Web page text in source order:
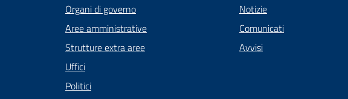
Organi di governo
Aree amministrative
Strutture extra aree
Uffici
Politici
Notizie
Comunicati
Avvisi